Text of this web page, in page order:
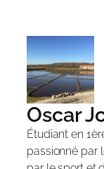
Oscar
Étudiant en
passionné par